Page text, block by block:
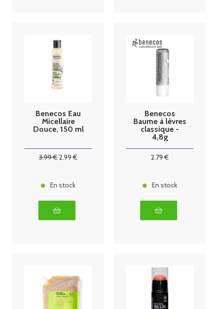
Benecos Eau
Micellaire
Douce, 150 ml
3.99€2.99 €
En stock
Benecos
Baume à lèvres
classique -
4,8g
2.79 €
En stock